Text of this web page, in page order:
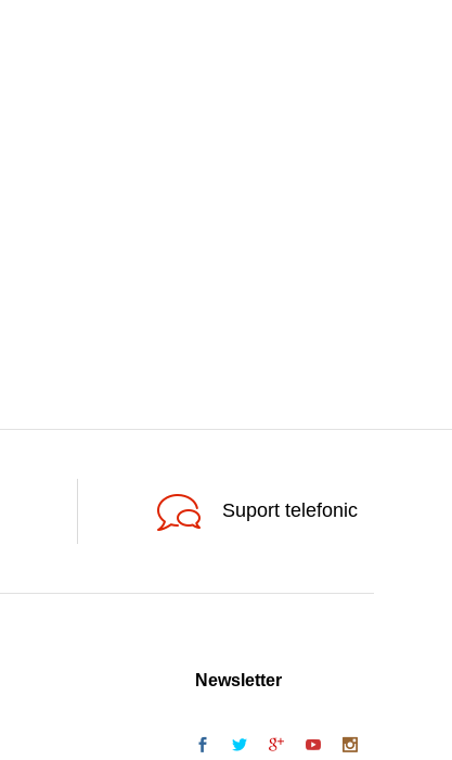
Suport telefonic
Newsletter